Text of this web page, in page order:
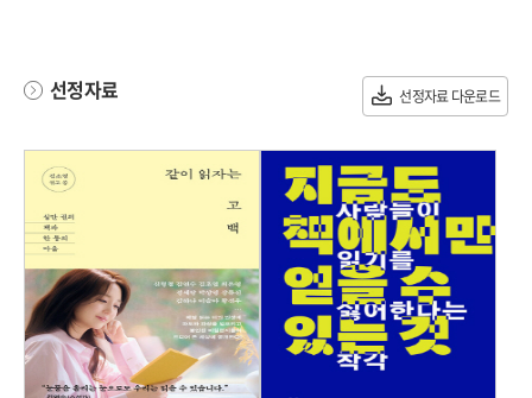
선정자료 선정자료 다운로드